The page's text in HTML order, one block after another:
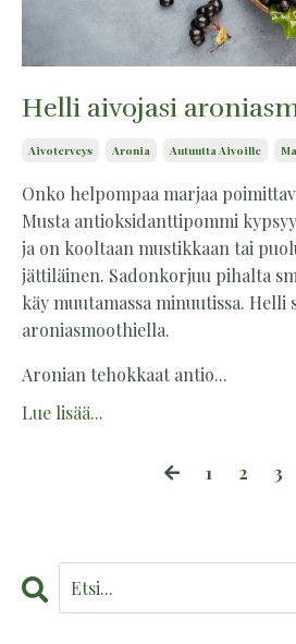
Helli aivojasi
Aivoterveys Aronia Autuutta Aivoille
Onko helpompaa marjaa
Musta antioksidanttipommi
ja on kooltaan mustikkaan tai
jättiläinen. Sadonkorjuu pihalta
käy muutamassa minuutissa. Helli
aroniasmoothiella.
Aronian tehokkaat antio...
Lue lisää...
1 2 3